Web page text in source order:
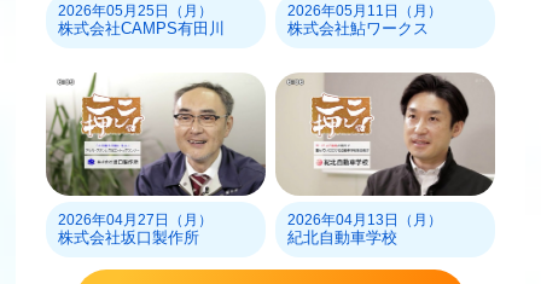
2026年05月25日（月）
株式会社CAMPS有田川
2026年05月11日（月）
株式会社鮎ワークス
2026年04月27日（月）
株式会社坂口製作所
2026年04月13日（月）
紀北自動車学校